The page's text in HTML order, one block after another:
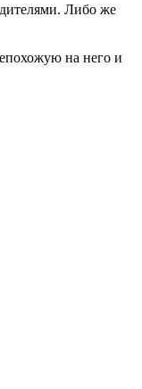
Либо же
на него и